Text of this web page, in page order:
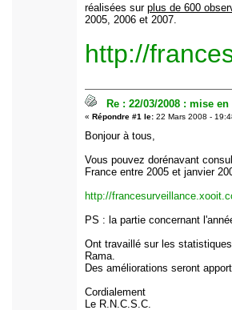
réalisées sur plus de 600
2005, 2006 et 2007.
http://
Re : 22/03/2008 : mise
« Répondre #1 le: 22 Mars 2008 -
Bonjour à tous,
Vous pouvez dorénavant
France entre 2005 et janvier
http://
PS : la partie concernant
Ont travaillé sur les
Rama.
Des améliorations seront
Cordialement
Le R.N.C.S.C.